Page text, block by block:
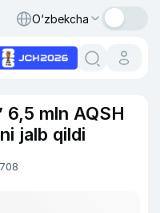
O‘zbekcha
6,5 mln AQSH
jalb qildi